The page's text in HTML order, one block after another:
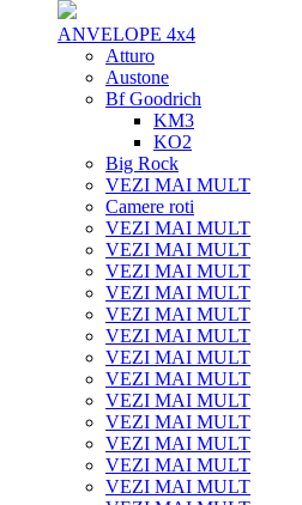
ANVELOPE 4x4
Atturo
Austone
Bf Goodrich
KM3
KO2
Big Rock
VEZI MAI MULT
Camere roti
VEZI MAI MULT
VEZI MAI MULT
VEZI MAI MULT
VEZI MAI MULT
VEZI MAI MULT
VEZI MAI MULT
VEZI MAI MULT
VEZI MAI MULT
VEZI MAI MULT
VEZI MAI MULT
VEZI MAI MULT
VEZI MAI MULT
VEZI MAI MULT